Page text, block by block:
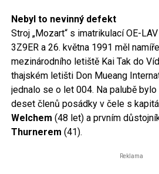
Nebyl to nevinný defekt
Stroj „Mozart“ s imatrikulací OE-
3Z9ER a 26. května 1991 měl
mezinárodního letiště Kai Tak do
thajském letišti Don Mueang
jednalo se o let 004. Na palubě
deset členů posádky v čele s
Welchem (48 let) a prvním
Thurnerem (41).
Reklama